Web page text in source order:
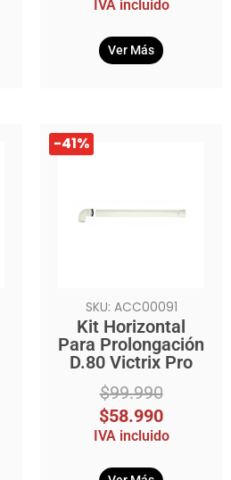
IVA incluido
Ver Más
-41%
SKU: ACC00091
Kit Horizontal
Para Prolongación
D.80 Victrix Pro
$99.990
El
precio
era:
$99.990.
$58.990
El
precio
$58.990.
IVA incluido